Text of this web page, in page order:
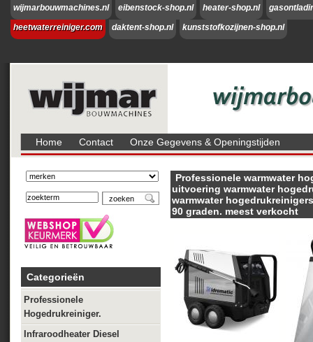
wijmarbouwmachines.nl eibenstock-shop.nl heater-shop.nl
heetwaterreiniger.com
daktent-shop.nl kunststofkozijnen-shop.nl
Home Contact Onze Gegevens & Openingstijden
Categorieën
Professionele
Hogedrukreiniger.
Infraroodheater Diesel
Professionele warmwater
uitvoering warmwater
warmwater
90 graden. meest verkocht